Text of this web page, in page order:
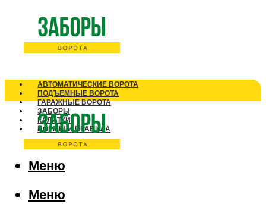
АВТОМАТИЧЕСКИЕ ВОРОТА
ПОДЪЕМНЫЕ ВОРОТА
ГАРАЖНЫЕ ВОРОТА
ЗАБОРЫ
КАЛИТКИ
НОРМЫ И ПРАВИЛА
Меню
Меню